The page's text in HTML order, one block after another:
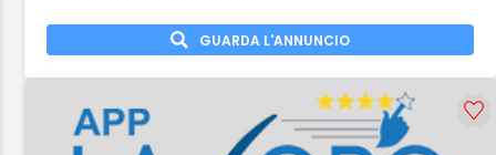
GUARDA L'ANNUNCIO